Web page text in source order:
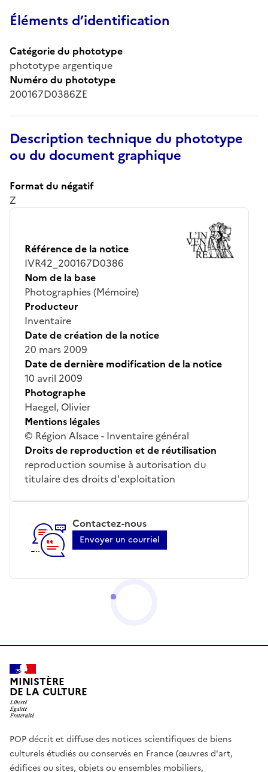
Éléments d’identification
Catégorie du phototype
phototype argentique
Numéro du phototype
200167D0386ZE
Description technique du phototype
ou du document graphique
Format du négatif
Z
Référence de la notice
IVR42_200167D0386
Nom de la base
Photographies (Mémoire)
Producteur
Inventaire
Date de création de la notice
20 mars 2009
Date de dernière modification de la notice
10 avril 2009
Photographe
Haegel, Olivier
Mentions légales
© Région Alsace - Inventaire général
Droits de reproduction et de réutilisation
reproduction soumise à autorisation du
titulaire des droits d'exploitation
Contactez-nous
Envoyer un courriel
MINISTÈRE
DE LA CULTURE
POP décrit et diffuse des notices scientifiques de biens
culturels étudiés ou conservés en France (œuvres d'art,
édifices ou sites, objets ou ensembles mobiliers,